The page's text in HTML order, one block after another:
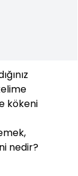
kökeni
nedir?